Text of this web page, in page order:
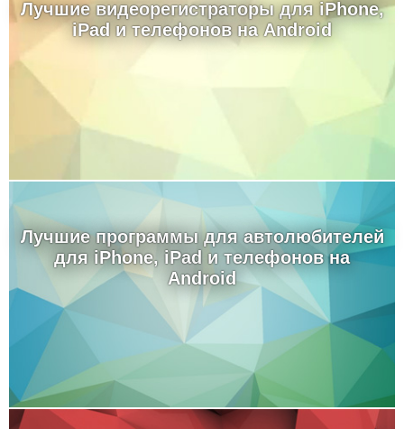
Лучшие видеорегистраторы для iPhone,
iPad и телефонов на Android
Лучшие программы для автолюбителей
для iPhone, iPad и телефонов на
Android